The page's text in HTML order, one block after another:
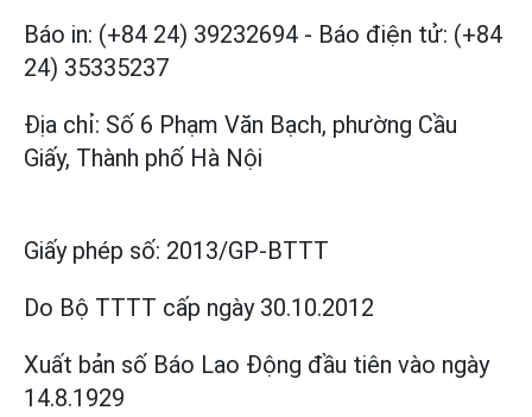
Báo in: (+84 24) 39232694 - Báo điện tử: (+84
24) 35335237
Địa chỉ: Số 6 Phạm Văn Bạch, phường Cầu
Giấy, Thành phố Hà Nội
Giấy phép số: 2013/GP-BTTT
Do Bộ TTTT cấp ngày 30.10.2012
Xuất bản số Báo Lao Động đầu tiên vào ngày
14.8.1929